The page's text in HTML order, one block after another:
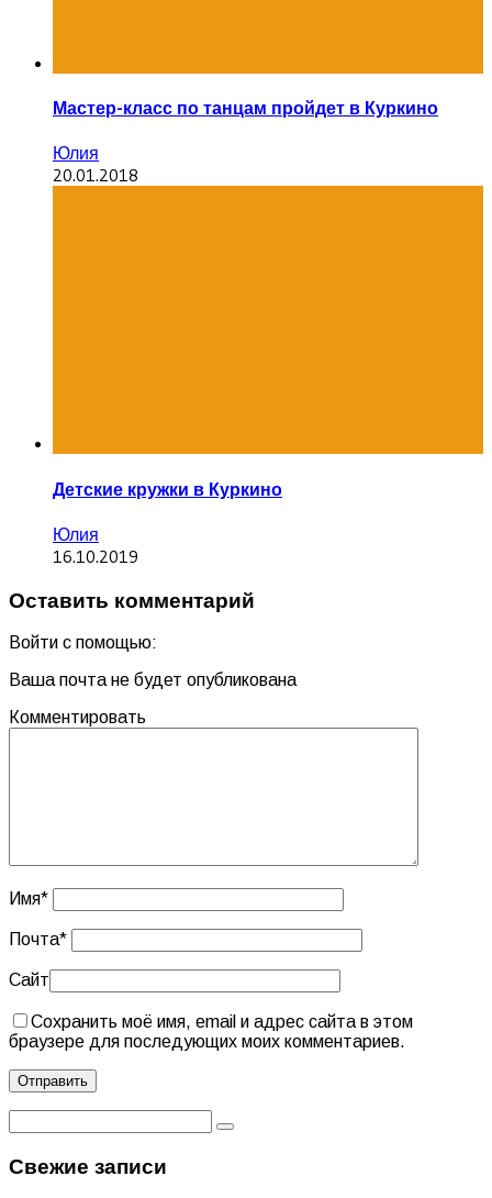
Мастер-класс по танцам пройдет в Куркино
Юлия
20.01.2018
Детские кружки в Куркино
Юлия
16.10.2019
Оставить комментарий
Войти с помощью:
Ваша почта не будет опубликована
Комментировать
Имя*
Почта*
Сайт
Сохранить моё имя, email и адрес сайта в этом
браузере для последующих моих комментариев.
Свежие записи